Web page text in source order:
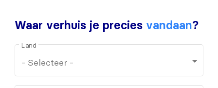
Waar verhuis je precies vandaan?
Land